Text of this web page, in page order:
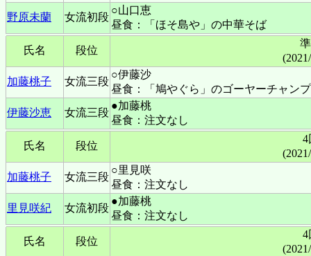
野原未蘭
女流初段
○山口恵
昼食：「ほそ島や」の中華そば
氏名 段位
加藤桃子
女流三段
○伊藤沙
昼食：「鳩やぐら」のゴーヤーチャン
伊藤沙恵
女流三段
●加藤桃
昼食：注文なし
氏名 段位
4
加藤桃子
女流三段
○里見咲
昼食：注文なし
里見咲紀
女流初段
●加藤桃
昼食：注文なし
氏名 段位
4